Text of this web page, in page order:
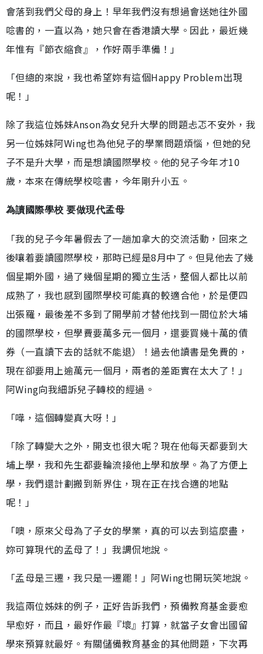
會落到我們父母的身上！早年我們沒有想過會送她往外國
唸書的，一直以為，她只會在香港讀大學。因此，最近幾
年惟有『節衣縮食』，作好兩手準備！」
「但總的來說，我也希望妳有這個Happy Problem出現
呢！」
除了我這位姊妹Anson為女兒升大學的問題忐忑不安外，我
另一位姊妹阿Wing也為他兒子的學業問題煩惱，但她的兒
子不是升大學，而是想讀國際學校。他的兒子今年才10
歲，本來在傳統學校唸書，今年剛升小五。
為讀國際學校 要做現代孟母
「我的兒子今年暑假去了一趟加拿大的交流活動，回來之
後嚷着要讀國際學校，那時已經是8月中了。但見他去了幾
個星期外國，過了幾個星期的獨立生活，整個人都比以前
成熟了，我也感到國際學校可能真的較適合他，於是便四
出張羅，最後差不多到了開學前才替他找到一間位於大埔
的國際學校，但學費要萬多元一個月，還要買幾十萬的債
券（一直讀下去的話就不能退）！過去他讀書是免費的，
現在卻要用上逾萬元一個月，兩者的差距實在太大了！」
阿Wing向我細訴兒子轉校的經過。
「嘩，這個轉變真大呀！」
「除了轉變大之外，開支也很大呢？現在他每天都要到大
埔上學，我和先生都要輪流接他上學和放學。為了方便上
學，我們還計劃搬到新界住，現在正在找合適的地點
呢！」
「噢，原來父母為了子女的學業，真的可以去到這麼盡，
妳可算現代的孟母了！」我調侃地說。
「孟母是三遷，我只是一遷罷！」阿Wing也開玩笑地說。
我這兩位姊妹的例子，正好告訴我們，預備教育基金要愈
早愈好，而且，最好作最『壞』打算，就當子女會出國留
學來預算就最好。有關儲備教育基金的其他問題，下次再